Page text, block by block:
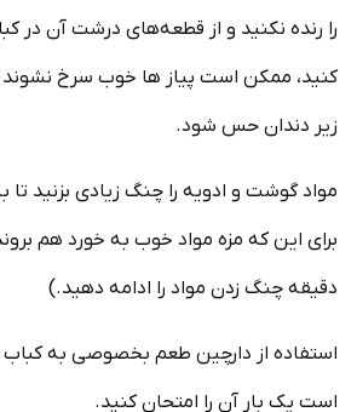
را رنده نکنید و از قطعه‌های درشت آن در
کنید، ممکن است پیاز ها خوب سرخ
زیر دندان حس شود.
مواد گوشت و ادویه را چنگ زیادی بزنید
دقیقه چنگ زدن مواد را ادامه دهید.)
استفاده از دارچین طعم بخصوصی به
است یک بار آن را امتحان کنید.